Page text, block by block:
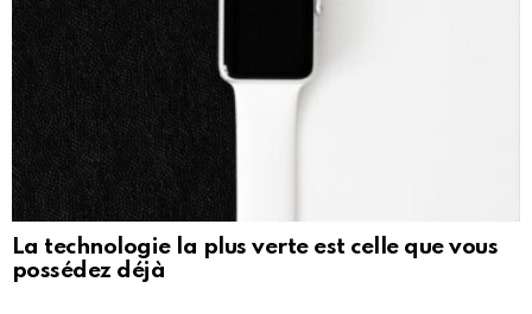
La technologie la plus verte est celle que vous
possédez déjà